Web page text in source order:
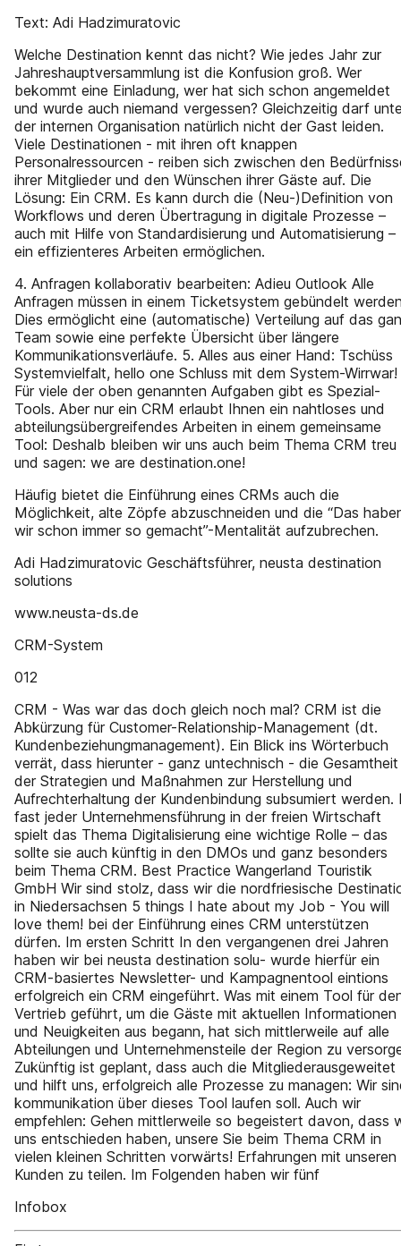
Text: Adi Hadzimuratovic
Welche Destination kennt das nicht? Wie jedes Jahr zur
Jahreshauptversammlung ist die Konfusion groß. Wer
bekommt eine Einladung, wer hat sich schon angemeldet
und wurde auch niemand vergessen? Gleichzeitig darf
der internen Organisation natürlich nicht der Gast leiden.
Viele Destinationen - mit ihren oft knappen
Personalressourcen - reiben sich zwischen den
ihrer Mitglieder und den Wünschen ihrer Gäste auf. Die
Lösung: Ein CRM. Es kann durch die (Neu-)Definition von
Workflows und deren Übertragung in digitale Prozesse –
auch mit Hilfe von Standardisierung und Automatisierung –
ein effizienteres Arbeiten ermöglichen.
4. Anfragen kollaborativ bearbeiten: Adieu Outlook Alle
Anfragen müssen in einem Ticketsystem gebündelt
Dies ermöglicht eine (automatische) Verteilung auf das
Team sowie eine perfekte Übersicht über längere
Kommunikationsverläufe. 5. Alles aus einer Hand: Tschüss
Systemvielfalt, hello one Schluss mit dem System-Wirrwar!
Für viele der oben genannten Aufgaben gibt es Spezial-
Tools. Aber nur ein CRM erlaubt Ihnen ein nahtloses und
abteilungsübergreifendes Arbeiten in einem gemeinsame
Tool: Deshalb bleiben wir uns auch beim Thema CRM treu
und sagen: we are destination.one!
Häufig bietet die Einführung eines CRMs auch die
Möglichkeit, alte Zöpfe abzuschneiden und die “Das
wir schon immer so gemacht”-Mentalität aufzubrechen.
Adi Hadzimuratovic Geschäftsführer, neusta destination
solutions
www.neusta-ds.de
CRM-System
012
CRM - Was war das doch gleich noch mal? CRM ist die
Abkürzung für Customer-Relationship-Management (dt.
Kundenbeziehungmanagement). Ein Blick ins Wörterbuch
verrät, dass hierunter - ganz untechnisch - die Gesamtheit
der Strategien und Maßnahmen zur Herstellung und
Aufrechterhaltung der Kundenbindung subsumiert werden.
fast jeder Unternehmensführung in der freien Wirtschaft
spielt das Thema Digitalisierung eine wichtige Rolle – das
sollte sie auch künftig in den DMOs und ganz besonders
beim Thema CRM. Best Practice Wangerland Touristik
GmbH Wir sind stolz, dass wir die nordfriesische
in Niedersachsen 5 things I hate about my Job - You will
love them! bei der Einführung eines CRM unterstützen
dürfen. Im ersten Schritt In den vergangenen drei Jahren
haben wir bei neusta destination solu- wurde hierfür ein
CRM-basiertes Newsletter- und Kampagnentool eintions
erfolgreich ein CRM eingeführt. Was mit einem Tool für
Vertrieb geführt, um die Gäste mit aktuellen Informationen
und Neuigkeiten aus begann, hat sich mittlerweile auf alle
Abteilungen und Unternehmensteile der Region zu
Zukünftig ist geplant, dass auch die Mitgliederausgeweitet
und hilft uns, erfolgreich alle Prozesse zu managen: Wir
kommunikation über dieses Tool laufen soll. Auch wir
empfehlen: Gehen mittlerweile so begeistert davon, dass
uns entschieden haben, unsere Sie beim Thema CRM in
vielen kleinen Schritten vorwärts! Erfahrungen mit unseren
Kunden zu teilen. Im Folgenden haben wir fünf
Infobox